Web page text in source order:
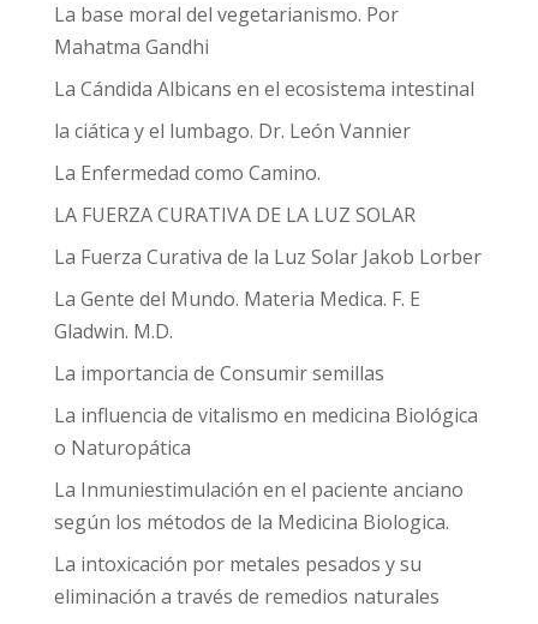
La base moral del vegetarianismo. Por
Mahatma Gandhi
La Cándida Albicans en el ecosistema intestinal
la ciática y el lumbago. Dr. León Vannier
La Enfermedad como Camino.
LA FUERZA CURATIVA DE LA LUZ SOLAR
La Fuerza Curativa de la Luz Solar Jakob Lorber
La Gente del Mundo. Materia Medica. F. E
Gladwin. M.D.
La importancia de Consumir semillas
La influencia de vitalismo en medicina Biológica
o Naturopática
La Inmuniestimulación en el paciente anciano
según los métodos de la Medicina Biologica.
La intoxicación por metales pesados y su
eliminación a través de remedios naturales